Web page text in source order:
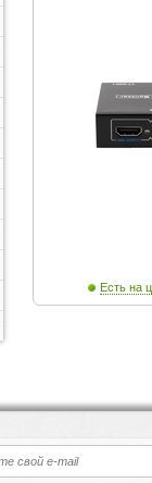
Есть на